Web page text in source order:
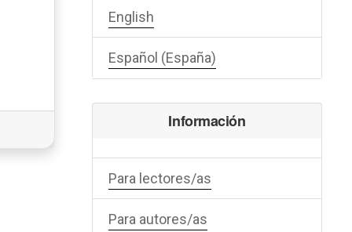
English
Español (España)
Información
Para lectores/as
Para autores/as